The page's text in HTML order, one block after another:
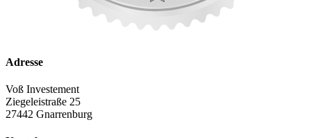
Adresse
Voß Investement
Ziegeleistraße 25
27442 Gnarrenburg